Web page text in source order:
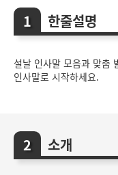
한줄설명
설날 인사말 모음과 맞춤
인사말로 시작하세요.
소개